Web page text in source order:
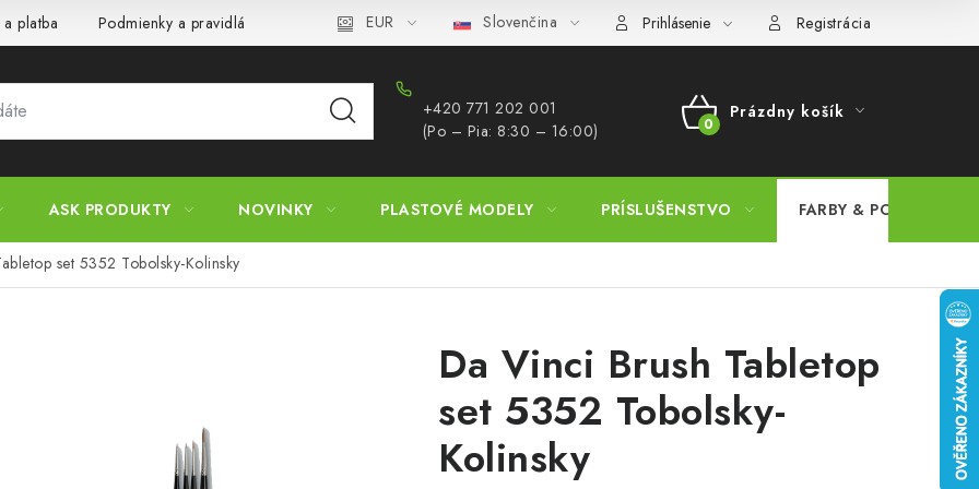
platba Podmienky a pravidlá Zásady ochrany osobných údajov Postup pri podávaní sťažností Veľkoobchod
EUR Slovenčina Prihlásenie Registrácia
+420 771 202 001​
(Po – Pia: 8:30 – 16:00)
NÁKUPNÝ
Prázdny košík
ASK PRODUKTY NOVINKY PLASTOVÉ MODELY PRÍSLUŠENSTVO FARBY & POMÔCKY
set 5352 Tobolsky-Kolinsky
Da Vinci Brush Tabletop
set 5352 Tobolsky-
Kolinsky